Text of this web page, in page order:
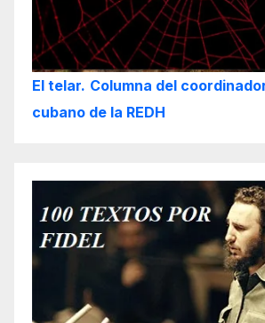
El telar. Columna del
cubano de la REDH